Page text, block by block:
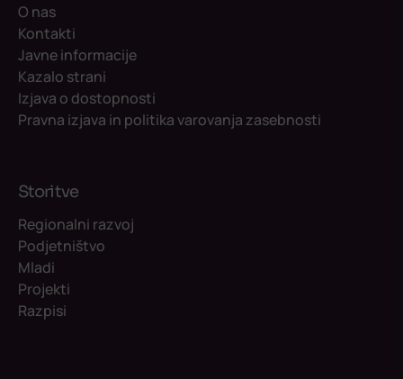
O nas
Kontakti
Javne informacije
Kazalo strani
Izjava o dostopnosti
Pravna izjava in politika varovanja zasebnosti
Storitve
Regionalni razvoj
Podjetništvo
Mladi
Projekti
Razpisi